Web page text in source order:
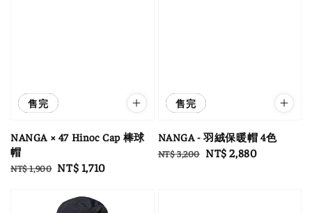
優惠
售完
NANGA × 47 Hinoc Cap 棒球
帽
Regular
NT$ 1,900 Sale
NT$ 1,710
優惠
售完
NANGA - 羽絨保暖帽 4色
Regular
NT$ 3,200 Sale
NT$ 2,880